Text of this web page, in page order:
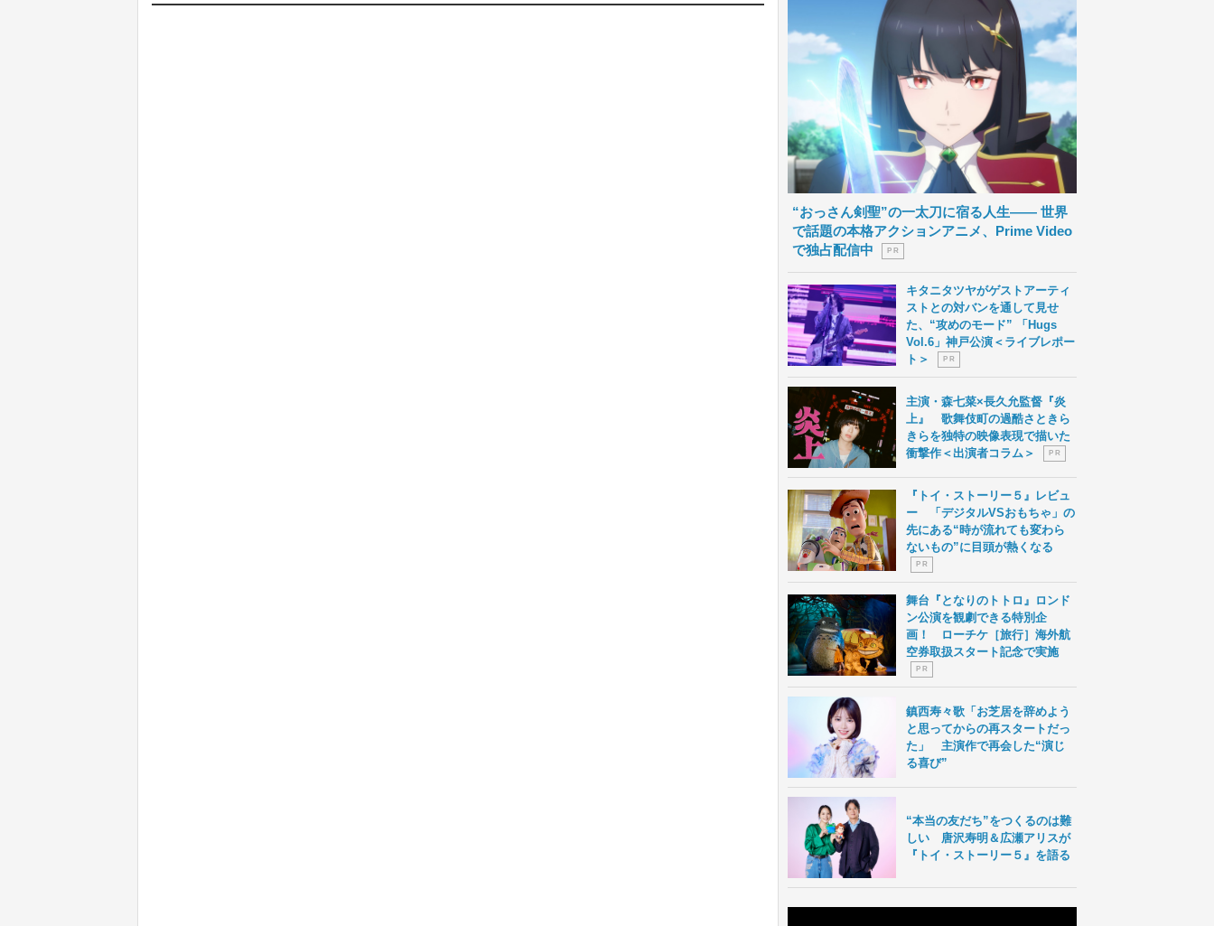
“おっさん剣聖”の一太刀に宿る人生―― 世界
で話題の本格アクションアニメ、Prime Video
で独占配信中
P R
キタニタツヤがゲストアーティ
ストとの対バンを通して見せ
た、“攻めのモード” 「Hugs
Vol.6」神戸公演＜ライブレポー
ト＞
P R
主演・森七菜×長久允監督『炎
上』 歌舞伎町の過酷さときら
きらを独特の映像表現で描いた
衝撃作＜出演者コラム＞
P R
『トイ・ストーリー５』レビュ
ー 「デジタルVSおもちゃ」の
先にある“時が流れても変わら
ないもの”に目頭が熱くなる
P R
舞台『となりのトトロ』ロンド
ン公演を観劇できる特別企
画！ ローチケ［旅行］海外航
空券取扱スタート記念で実施
P R
鎮西寿々歌「お芝居を辞めよう
と思ってからの再スタートだっ
た」 主演作で再会した“演じ
る喜び”
“本当の友だち”をつくるのは難
しい 唐沢寿明＆広瀬アリスが
『トイ・ストーリー５』を語る